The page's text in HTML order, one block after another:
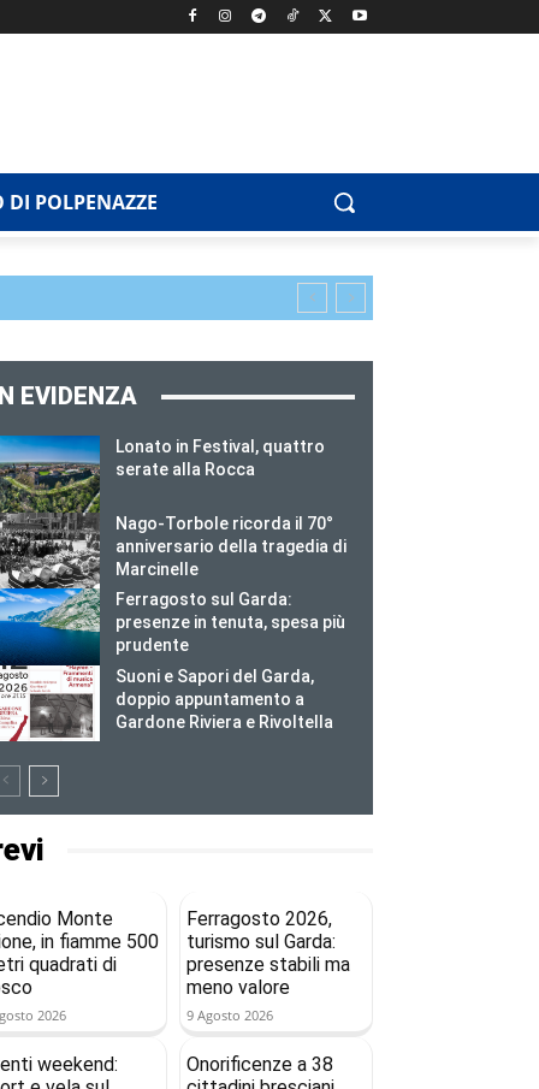
DI POLPENAZZE
EVIDENZA
Lonato in Festival, quattro
serate alla Rocca
Nago-Torbole ricorda il 70°
anniversario della tragedia di
Marcinelle
Ferragosto sul Garda:
presenze in tenuta, spesa più
prudente
Suoni e Sapori del Garda,
doppio appuntamento a
Gardone Riviera e Rivoltella
Monte
in fiamme 500
quadrati di
2026
Ferragosto 2026,
turismo sul Garda:
presenze stabili ma
meno valore
9 Agosto 2026
weekend:
Onorificenze a 38